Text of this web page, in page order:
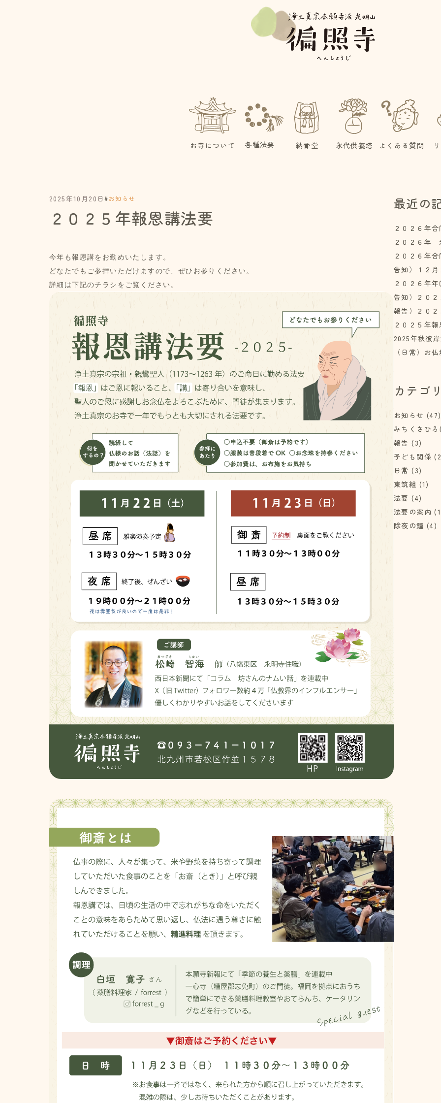
お寺について 各種法要 納骨堂 永代供養塔 よくある質問
2025年10月20日#お知らせ
２０２５年報恩講法要
今年も報恩講をお勤めいたします。
どなたでもご参拝いただけますので、ぜひお参りください。
詳細は下記のチラシをご覧ください。
最近の
２０２６年
２０２６年
２０２６年
告知）１２
２０２６年
告知）２０
報告）２０
２０２５年
2025年秋彼
（日常）お
カテゴ
お知らせ (47)
みちくさひろ
報告 (3)
子ども関係
日常 (3)
東筑組 (1)
法要 (4)
法要の案内
除夜の鐘 (4)